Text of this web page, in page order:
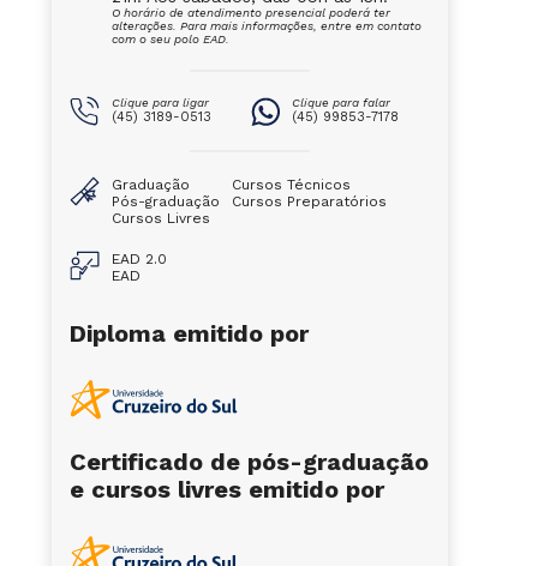
O horário de atendimento presencial poderá ter
alterações. Para mais informações, entre em contato
com o seu polo EAD.
Clique para ligar
(45) 3189-0513
Clique para falar
(45) 99853-7178
Graduação
Pós-graduação
Cursos Livres
Cursos Técnicos
Cursos Preparatórios
EAD 2.0
EAD
Diploma emitido por
Certificado de pós-graduação
e cursos livres emitido por